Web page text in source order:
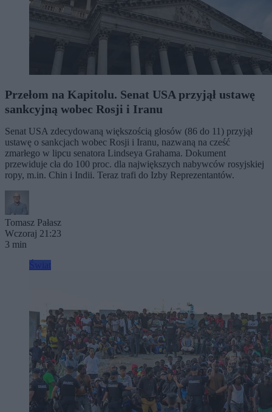
Przełom na Kapitolu. Senat USA przyjął ustawę
sankcyjną wobec Rosji i Iranu
Senat USA zdecydowaną większością głosów (86 do 11) przyjął
ustawę o sankcjach wobec Rosji i Iranu, nazwaną na cześć
zmarłego w lipcu senatora Lindseya Grahama. Dokument
przewiduje cła do 100 proc. dla największych nabywców rosyjskiej
ropy, m.in. Chin i Indii. Teraz trafi do Izby Reprezentantów.
Tomasz Pałasz
Wczoraj 21:23
3 min